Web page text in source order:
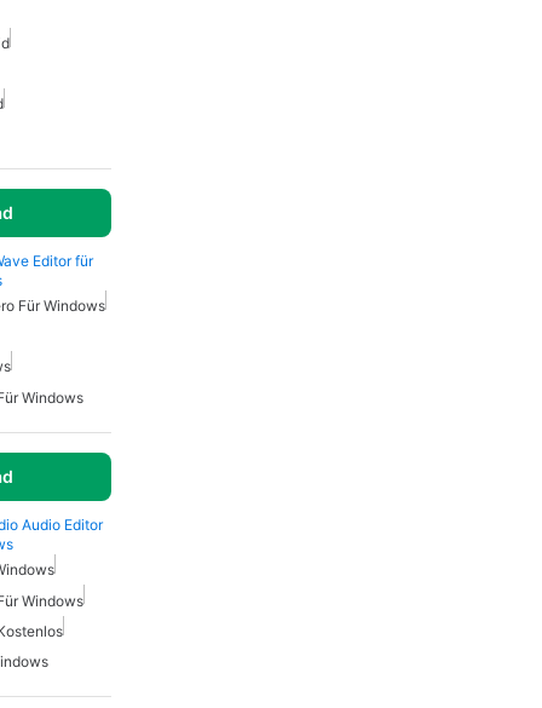
Editor für
Für Windows
Windows
Audio Editor
Windows